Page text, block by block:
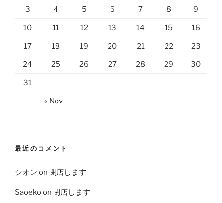
3 4 5 6 7 8 9
10 11 12 13 14 15 16
17 18 19 20 21 22 23
24 25 26 27 28 29 30
31
« Nov
最近のコメント
シオン on 閉店します
Saoekoon 閉店します